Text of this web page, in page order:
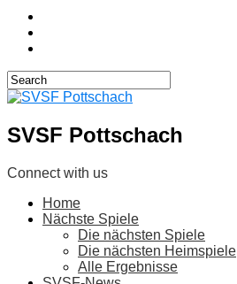
SVSF Pottschach
Connect with us
Home
Nächste Spiele
Die nächsten Spiele
Die nächsten Heimspiele
Alle Ergebnisse